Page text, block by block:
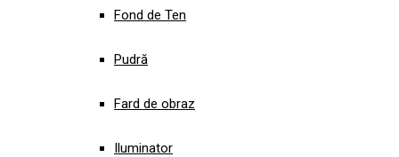
Fond de Ten
Pudră
Fard de obraz
Iluminator